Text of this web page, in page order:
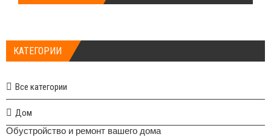
КАТЕГОРИИ
Все категории
Дом
Обустройство и ремонт вашего дома